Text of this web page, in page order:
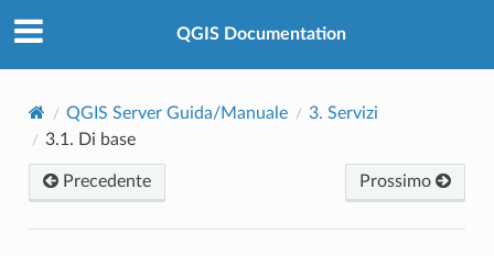
QGIS Documentation
QGIS Server Guida/Manuale 3. Servizi
3.1. Di base
Precedente Prossimo